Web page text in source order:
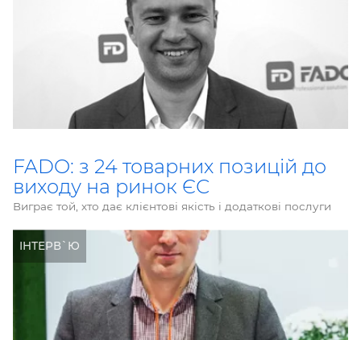
FADO: з 24 товарних позицій до
виходу на ринок ЄС
Виграє той, хто дає клієнтові якість і додаткові послуги
ІНТЕРВ`Ю